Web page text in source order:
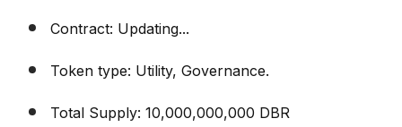
Contract: Updating...
Token type: Utility, Governance.
Total Supply: 10,000,000,000 DBR